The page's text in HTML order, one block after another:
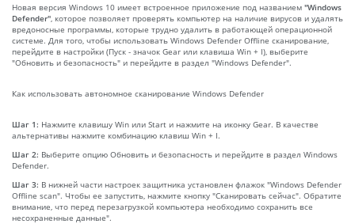
Новая версия Windows 10 имеет встроенное приложение под названием "Windows
Defender" , которое позволяет проверять компьютер на наличие вирусов и удалять
вредоносные программы, которые трудно удалить в работающей операционной
системе. Для того, чтобы использовать Windows Defender Offline сканирование,
перейдите в настройки (Пуск - значок Gear или клавиша Win + I), выберите
"Обновить и безопасность" и перейдите в раздел "Windows Defender".
Как использовать автономное сканирование Windows Defender
Шаг 1: Нажмите клавишу Win или Start и нажмите на иконку Gear. В качестве
альтернативы нажмите комбинацию клавиш Win + I.
Шаг 2: Выберите опцию Обновить и безопасность и перейдите в раздел Windows
Defender.
Шаг 3: В нижней части настроек защитника установлен флажок "Windows Defender
Offline scan". Чтобы ее запустить, нажмите кнопку "Сканировать сейчас". Обратите
внимание, что перед перезагрузкой компьютера необходимо сохранить все
несохраненные данные".